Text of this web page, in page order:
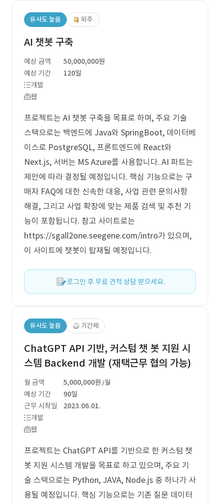
유사도 높음 외주
AI 챗봇 구축
예상 금액
50,000,000원
예상 기간
120일
개발
웹
프로젝트는 AI 챗봇 구축을 목표로 하며, 주요 기술
스택으로는 백엔드에 Java와 SpringBoot, 데이터베
이스로 PostgreSQL, 프론트엔드에 React와
Next.js, 서버는 MS Azure를 사용합니다. AI 파트는
제안에 따라 결정될 예정입니다. 핵심 기능으로는 구
매자 FAQ에 대한 신속한 대응, 사업 관련 문의사항
해결, 그리고 사업 확장에 맞는 제품 검색 및 추천 기
능이 포함됩니다. 참고 사이트로는
https://sgall2one.seegene.com/intro가 있으며,
이 사이트에 챗봇이 탑재될 예정입니다.
로그인 후 무료 견적 상담 받으세요.
유사도 높음 기간제
ChatGPT API 기반, 커스텀 챗 봇 지원 시
스템 Backend 개발 (재택근무 협의 가능)
월 금액 5,000,000원 /월
예상 기간
90일
근무 시작일
2023.06.01.
개발
웹
프로젝트는 ChatGPT API를 기반으로 한 커스텀 챗
봇 지원 시스템 개발을 목표로 하고 있으며, 주요 기
술 스택으로는 Python, JAVA, Node.js 중 하나가 사
용될 예정입니다. 핵심 기능으로는 기존 질문 데이터